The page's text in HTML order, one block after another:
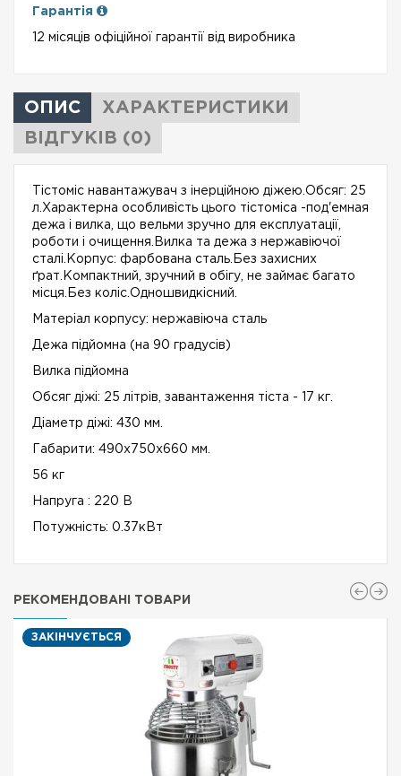
Гарантія
12 місяців офіційної гарантії від виробника
ОПИС
ХАРАКТЕРИСТИКИ
ВІДГУКІВ (0)
Тістоміс навантажувач з інерційною діжею.Обсяг: 25
л.Характерна особливість цього тістоміса -под'емная
дежа і вилка, що вельми зручно для експлуатації,
роботи і очищення.Вилка та дежа з нержавіючої
сталі.Корпус: фарбована сталь.Без захисних
ґрат.Компактний, зручний в обігу, не займає багато
місця.Без коліс.Одношвидкісний.
Матеріал корпусу: нержавіюча сталь
Дежа підйомна (на 90 градусів)
Вилка підйомна
Обсяг діжі: 25 літрів, завантаження тіста - 17 кг.
Діаметр діжі: 430 мм.
Габарити: 490х750х660 мм.
56 кг
Напруга : 220 В
Потужність: 0.37кВт
РЕКОМЕНДОВАНІ ТОВАРИ
ЗАКІНЧУЄТЬСЯ